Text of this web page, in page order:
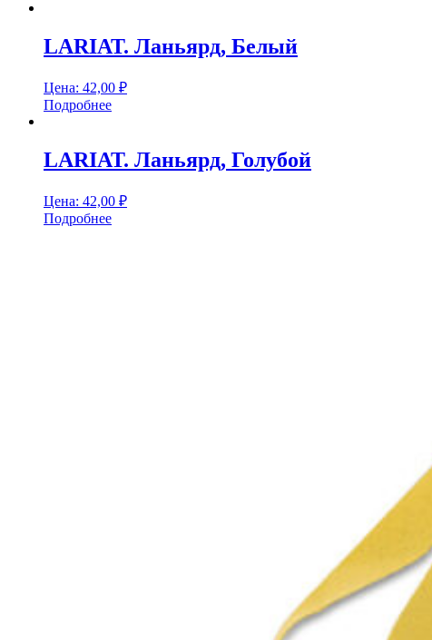
LARIAT. Ланьярд, Белый
Цена: 42,00 ₽
Подробнее
LARIAT. Ланьярд, Голубой
Цена: 42,00 ₽
Подробнее